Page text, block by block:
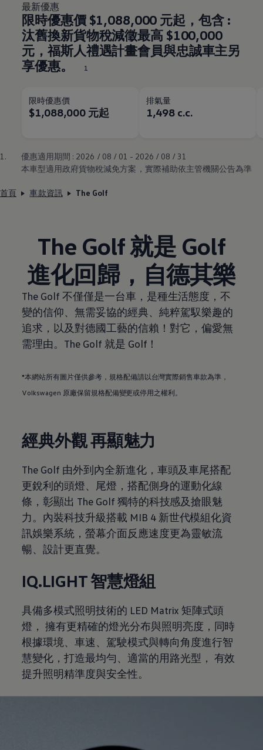
最新優惠
限時優惠價 $1,088,000 元起，包含 :
汰舊換新貨物稅減徵最高 $100,000
元，福斯人禮遇計畫會員與忠誠車主另
享優惠。
1
限時優惠價
$1,088,000 元起
排氣量
1,498 c.c.
1.
優惠適用期間 : 2026 / 08 / 01 - 2026 / 08 / 31
本車型適用政府貨物稅減免方案，實際補助依主管機關公告為準
首頁 車款資訊 The Golf
The Golf 就是 Golf
進化回歸，自德其樂
The Golf 不僅僅是一台車，是種生活態度，不
變的信仰、無需妥協的經典、純粹駕馭樂趣的
追求，以及對德國工藝的信賴！對它，偏愛無
需理由。The Golf 就是 Golf！
*本網站所有圖片僅供參考，規格配備請以台灣實際銷售車款為準 ，
Volkswagen 原廠保留規格配備變更或停用之權利。
經典外觀 再顯魅力
The Golf 由外到內全新進化，車頭及車尾搭配
更銳利的頭燈、尾燈，搭配側身的運動化線
條，彰顯出 The Golf 獨特的科技感及搶眼魅
力。內裝科技升級搭載 MIB 4 新世代模組化資
訊娛樂系統，螢幕介面反應速度更為靈敏流
暢、設計更直覺。
IQ.LIGHT 智慧燈組
具備多模式照明技術的 LED Matrix 矩陣式頭
燈， 擁有更精確的燈光分布與照明亮度，同時
根據環境、車速、駕駛模式與轉向角度進行智
慧變化，打造最均勻、適當的用路光型， 有效
提升照明精準度與安全性。